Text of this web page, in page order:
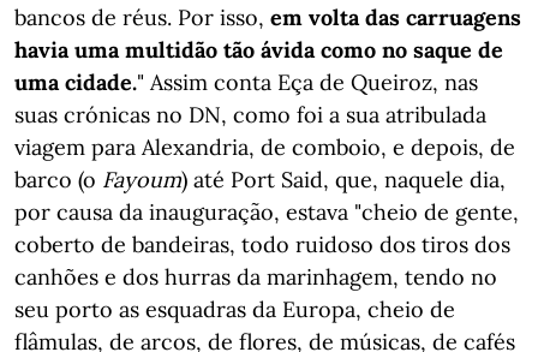
bancos de réus. Por isso, em volta das carruagens
havia uma multidão tão ávida como no saque de
uma cidade." Assim conta Eça de Queiroz, nas
suas crónicas no DN, como foi a sua atribulada
viagem para Alexandria, de comboio, e depois, de
barco (o Fayoum) até Port Said, que, naquele dia,
por causa da inauguração, estava "cheio de gente,
coberto de bandeiras, todo ruidoso dos tiros dos
canhões e dos hurras da marinhagem, tendo no
seu porto as esquadras da Europa, cheio de
flâmulas, de arcos, de flores, de músicas, de cafés